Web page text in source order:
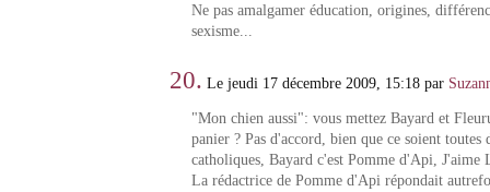
Ne pas amalgamer éducation, origines,
sexisme...
20. Le jeudi 17 décembre 2009, 15:18 par
"Mon chien aussi": vous mettez Bayard et
panier ? Pas d'accord, bien que ce soient toutes
catholiques, Bayard c'est Pomme d'Api, J'aime
La rédactrice de Pomme d'Api répondait